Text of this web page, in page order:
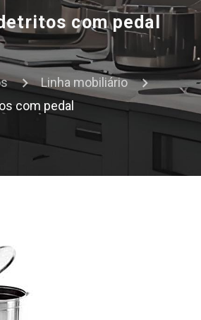
com pedal
Linha mobiliário
com pedal